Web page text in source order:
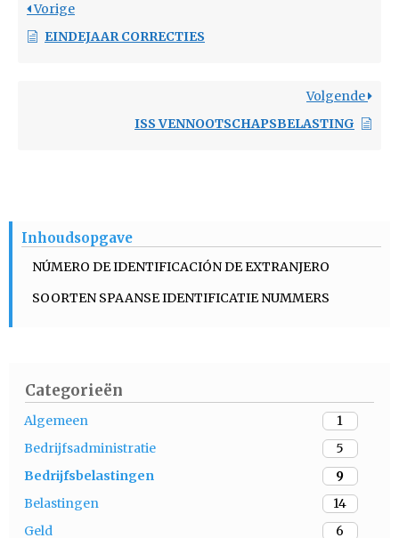
Categorieën
Algemeen
1
Bedrijfsadministratie
5
Bedrijfsbelastingen
9
Belastingen
14
Geld
6
Vorige
EINDEJAAR CORRECTIES
Volgende
ISS VENNOOTSCHAPSBELASTING
Inhoudsopgave
NÚMERO DE IDENTIFICACIÓN DE EXTRANJERO
SOORTEN SPAANSE IDENTIFICATIE NUMMERS